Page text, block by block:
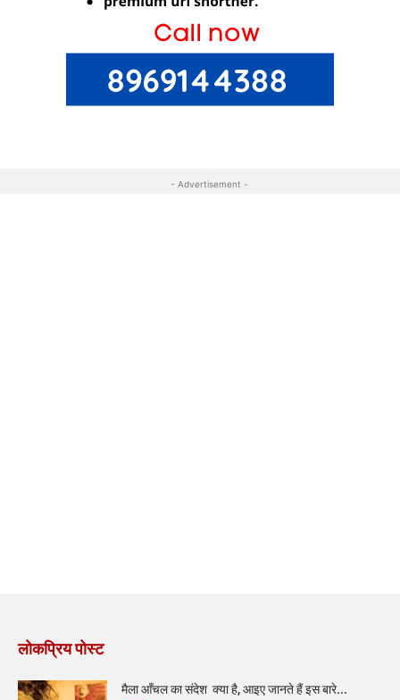
- Advertisement -
लोकप्रिय पोस्ट
मैला आँचल का संदेश क्या है, आइए जानते हैं इस बारे...